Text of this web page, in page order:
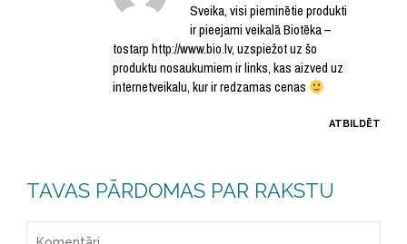
Sveika, visi pieminētie produkti
ir pieejami veikalā Biotēka –
tostarphttp://www.bio.lv, uzspiežot uz šo
produktu nosaukumiem ir links, kas aizved uz
internetveikalu, kur ir redzamas cenas
ATBILDĒT
TAVAS PĀRDOMAS PAR RAKSTU